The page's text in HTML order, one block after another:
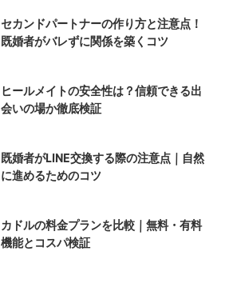
セカンドパートナーの作り方と注意点！
既婚者がバレずに関係を築くコツ
ヒールメイトの安全性は？信頼できる出
会いの場か徹底検証
既婚者がLINE交換する際の注意点｜自然
に進めるためのコツ
カドルの料金プランを比較｜無料・有料
機能とコスパ検証